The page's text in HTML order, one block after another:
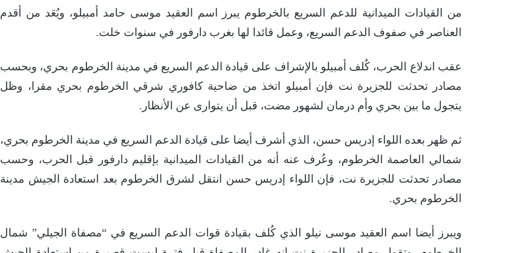
من القيادات الميدانية للدعم السريع بالخرطوم يبرز اسم العقيد موسى حامد أمبيلو، ويُعَد من أقدم
العناصر في صفوف الدعم السريع، وعمل قائدا لها بغرب دارفور في سنوات خلت.
عقب اندلاع الحرب، كُلف أمبيلو بالإشراف على قيادة الدعم السريع في مدينة الخرطوم بحري، وبحسب
مصادر تحدثت للجزيرة نت فإن أمبيلو اتخذ من ضاحية كافوري شرقي الخرطوم بحري مقرا، وظل
يتجول ما بين بحري وأم درمان لشهور مضت، قبل أن يتوارى عن الأنظار.
ثم ظهر بعده اللواء إدريس حسن، الذي أشرف أيضا على قيادة الدعم السريع في مدينة الخرطوم بحري،
شمالي العاصمة الخرطوم، وعُرف عنه أنه من القيادات الميدانية بإقليم دارفور قبل الحرب، وحسب
مصادر تحدثت للجزيرة نت، فإن اللواء إدريس حسن انتقل لشرق الخرطوم بعد استعادة الجيش مدينة
الخرطوم بحري.
ويبرز أيضا اسم العقيد موسى نيلو الذي كُلف بقيادة قوات الدعم السريع في “مصفاة الجيلي” شمال